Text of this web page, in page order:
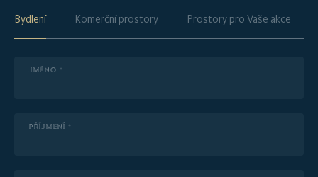
Bydlení Komerční prostory Prostory pro Vaše akce
JMÉNO *
PŘÍJMENÍ *